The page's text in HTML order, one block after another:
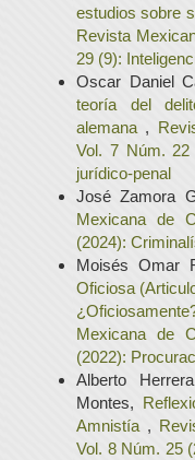
estudios sobre
Revista
29 (9):
Oscar Daniel
teoría del
alemana ,
Vol. 7 Núm. 22
jurídico-penal
José Zamora
Mexicana de
(2024):
Moisés Omar
Oficiosa
Mexicana de
(2022):
Alberto
Montes,
Amnistía ,
Vol. 8 Núm. 25